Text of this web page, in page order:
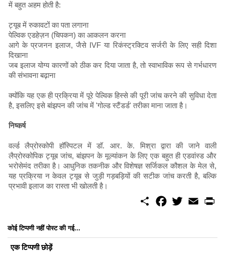
में बहुत अहम होती है:
ट्यूब में रुकावटों का पता लगाना
पेल्विक एडहेज़न (चिपकन) का आकलन करना
आगे के प्रजनन इलाज, जैसे IVF या रिकंस्ट्रक्टिव सर्जरी के लिए सही दिशा
दिखाना
जब इलाज योग्य कारणों को ठीक कर दिया जाता है, तो स्वाभाविक रूप से गर्भधारण
की संभावना बढ़ाना
क्योंकि यह एक ही प्रक्रिया में पूरे पेल्विक हिस्से की पूरी जांच करने की सुविधा देता
है, इसलिए इसे बांझपन की जांच में 'गोल्ड स्टैंडर्ड' तरीका माना जाता है।
निष्कर्ष
वर्ल्ड लैप्रोस्कोपी हॉस्पिटल में डॉ. आर. के. मिश्रा द्वारा की जाने वाली
लैप्रोस्कोपिक ट्यूब जांच, बांझपन के मूल्यांकन के लिए एक बहुत ही एडवांस्ड और
भरोसेमंद तरीका है। आधुनिक तकनीक और विशेषज्ञ सर्जिकल कौशल के मेल से,
यह प्रक्रिया न केवल ट्यूब से जुड़ी गड़बड़ियों की सटीक जांच करती है, बल्कि
प्रभावी इलाज का रास्ता भी खोलती है।
S
o
w
e
E
m
कोई टिप्पणी नहीं पोस्ट की गई...
एक टिप्पणी छोड़ें